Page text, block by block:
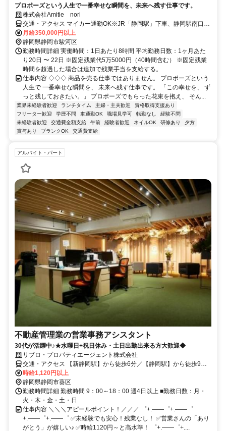
プロポーズという人生で一番幸せな瞬間を、未来へ残す仕事です。
株式会社Amitie nori
交通・アクセス マイカー通勤OK※JR「静岡駅」下車、静岡駅南口よ
りバス「農業会館前」停下車、徒歩２分
月給350,000円以上
静岡県静岡市駿河区
勤務時間詳細 実働時間：1日あたり8時間 平均勤務日数：1ヶ月あた
り20日 〜 22日 ※固定残業代5万5000円（40時間含む） ※固定残業
時間を超過した場合は追加で残業手当を支給する。
仕事内容 ◇◇◇ 商品を売る仕事ではありません。 プロポーズという
人生で 一番幸せな瞬間を、 未来へ残す仕事です。 「この幸せを、 ず
っと残しておきたい。」 プロポーズでもらった花束を抱え、 そん...
業界未経験者歓迎 ランチタイム 主婦・主夫歓迎
資格取得支援あり
フリーター歓迎
学歴不問 車通勤OK 職場見学可 転勤なし
経験不問
未経験者歓迎
交通費全額支給 午前 経験者歓迎 ネイルOK 研修あり
夕方
賞与あり
ブランクOK 交通費支給
アルバイト・パート
不動産管理業の営業事務アシスタント
30代が活躍中♪★水曜日+祝日休み・土日出勤出来る方大歓迎◆
リブロ・プロパティエージェント株式会社
交通・アクセス 【新静岡駅】から徒歩6分／【静岡駅】から徒歩9分
／【日吉町駅】から徒歩12分 ※車通勤不可
時給1,120円以上
静岡県静岡市葵区
勤務時間詳細 勤務時間 9：00～18：00 週4日以上 ■勤務日数：月・
火・木・金・土・日
仕事内容 ＼＼＼アピールポイント！／／／ ゜+.――゜+.――゜
+.――゜+.――゜ ✅未経験でも安心！残業なし！ ✅営業さんの「あり
がとう」が嬉しい♪ ✅時給1120円～と高水準！ ゜+.――゜+....